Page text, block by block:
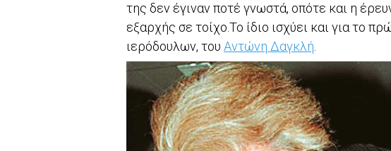
της δεν έγιναν ποτέ γνωστά, οπότε και η
εξαρχής σε τοίχο.Το ίδιο ισχύει και για το
ιερόδουλων, του Αντώνη Δαγκλή.